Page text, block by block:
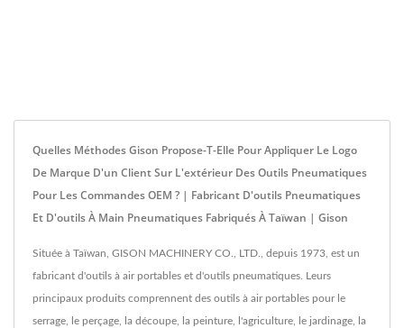
Quelles Méthodes Gison Propose-T-Elle Pour Appliquer Le Logo
De Marque D'un Client Sur L'extérieur Des Outils Pneumatiques
Pour Les Commandes OEM ? | Fabricant D'outils Pneumatiques
Et D'outils À Main Pneumatiques Fabriqués À Taïwan | Gison
Située à Taïwan, GISON MACHINERY CO., LTD., depuis 1973, est un
fabricant d'outils à air portables et d'outils pneumatiques. Leurs
principaux produits comprennent des outils à air portables pour le
serrage, le perçage, la découpe, la peinture, l'agriculture, le jardinage, la